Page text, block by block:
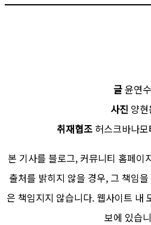
글윤연수
사진 양현
취재협조 허스크바나
본 기사를 블로그, 커뮤니티 홈페이
출처를 밝히지 않을 경우, 그 책임
은 책임지지 않습니다. 웹사이트 내
보에 있습